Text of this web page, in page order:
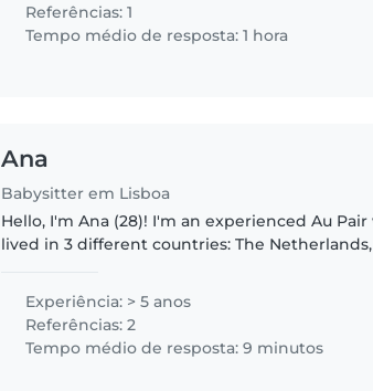
Referências: 1
Tempo médio de resposta: 1 hora
Ana
Babysitter em Lisboa
Hello, I'm Ana (28)! I'm an experienced Au
lived in 3 different countries: The
love park trips,..
Experiência: > 5 anos
Referências: 2
Tempo médio de resposta: 9 minutos